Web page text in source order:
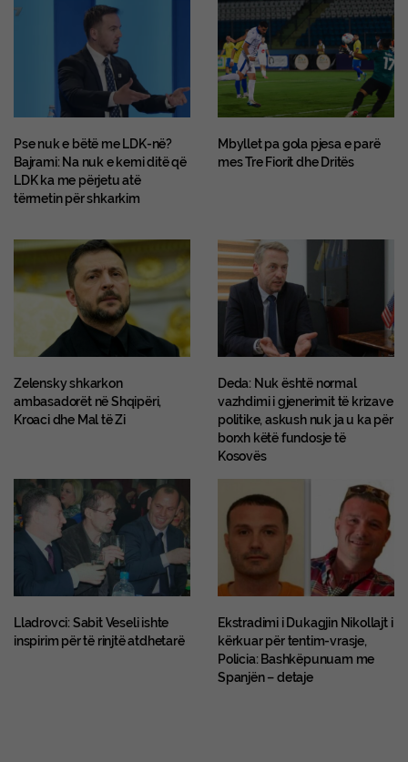
Pse nuk e bëtë me LDK-në?
Bajrami: Na nuk e kemi ditë që
LDK ka me përjetu atë
tërmetin për shkarkim
Mbyllet pa gola pjesa e parë
mes Tre Fiorit dhe Dritës
Zelensky shkarkon
ambasadorët në Shqipëri,
Kroaci dhe Mal të Zi
Deda: Nuk është normal
vazhdimi i gjenerimit të krizave
politike, askush nuk ja u ka për
borxh këtë fundosje të
Kosovës
Lladrovci: Sabit Veseli ishte
inspirim për të rinjtë atdhetarë
Ekstradimi i Dukagjin Nikollajt i
kërkuar për tentim-vrasje,
Policia: Bashkëpunuam me
Spanjën – detaje